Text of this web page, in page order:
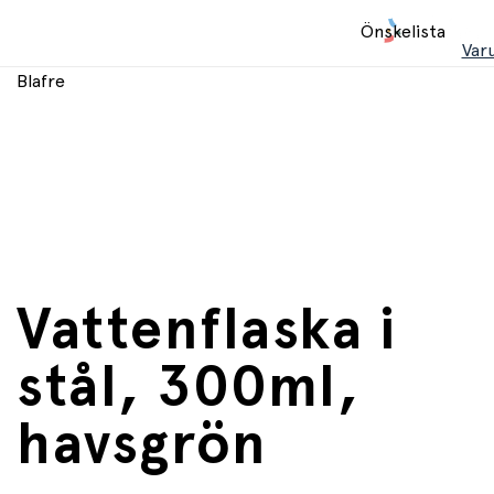
Önskelista
Blafre
Vattenflaska i
stål, 300ml,
havsgrön